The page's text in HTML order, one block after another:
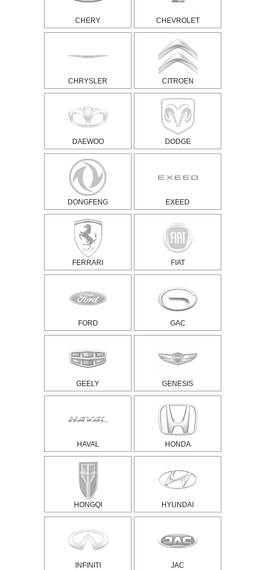
CHERY CHEVROLET
CHRYSLER CITROEN
DAEWOO DODGE
DONGFENG EXEED
FERRARI FIAT
FORD GAC
GEELY GENESIS
HAVAL HONDA
HONGQI HYUNDAI
INFINITI JAC